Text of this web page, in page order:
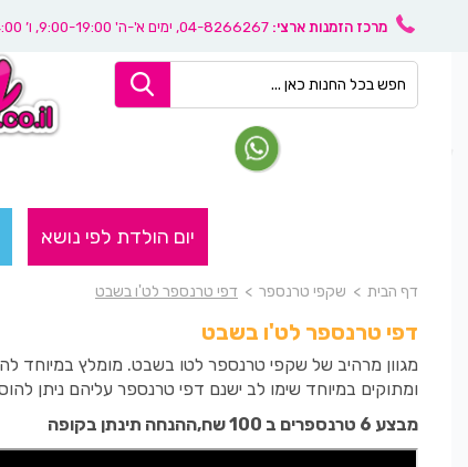
מרכז הזמנות ארצי: 04-8266267, ימים א'-ה' 9:00-19:00, ו’ 08:30-14:00
יום הולדת לפי נושא
דף הבית > שקפי טרנספר > דפי טרנספר לט'ו בשבט
דפי טרנספר לט'ו בשבט
מגוון מרהיב של שקפי טרנספר לטו בשבט. מומלץ במיוחד
ומתוקים במיוחד שימו לב ישנם דפי טרנספר עליהם ניתן
מבצע 6 טרנספרים ב 100 שח,ההנחה תינתן בקופה